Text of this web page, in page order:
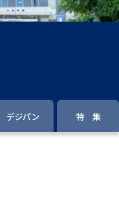
デジパン 特 集